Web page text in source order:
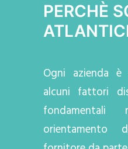
PERCHÈ
Ogni azienda è
alcuni fattori
orientamento